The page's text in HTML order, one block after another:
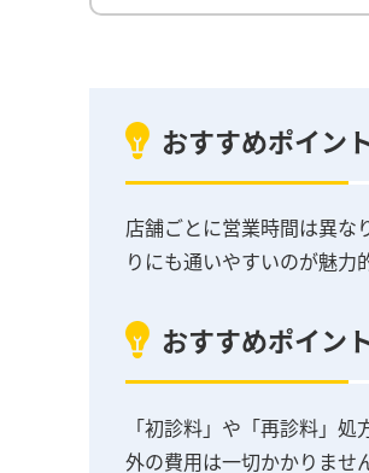
おすすめポイン
店舗ごとに営業時間は異な
りにも通いやすいのが魅力
おすすめポイン
「初診料」や「再診料」
外の費用は一切かかりませ